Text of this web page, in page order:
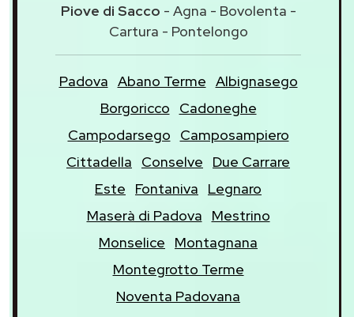
Piove di Sacco - Agna - Bovolenta -
Cartura - Pontelongo
Padova Abano Terme Albignasego
Borgoricco
Cadoneghe
Campodarsego
Camposampiero
Cittadella
Conselve
Due Carrare
Este
Fontaniva
Legnaro
Maserà di Padova
Mestrino
Monselice
Montagnana
Montegrotto Terme
Noventa Padovana